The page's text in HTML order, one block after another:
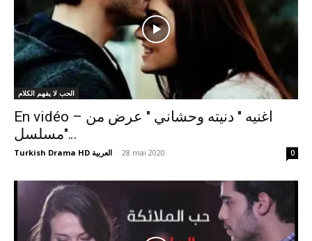
الحب لا يفهم الكلام
En vidéo – اغنيه " دنيته وحشاني " عرض من
مسلسل"...
Turkish Drama HD العربية - 28 mai 2020 0